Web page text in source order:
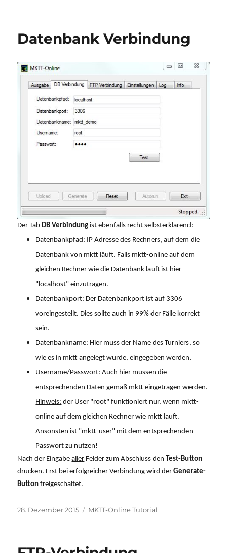
Datenbank Verbindung
Der TabDB Verbindung ist ebenfalls recht selbsterklärend:
Datenbankpfad: IP Adresse des Rechners, auf dem die
Datenbank von mktt läuft. Falls mktt-online auf dem
gleichen Rechner wie die Datenbank läuft ist hier
"localhost" einzutragen.
Datenbankport: Der Datenbankport ist auf 3306
voreingestellt. Dies sollte auch in 99% der Fälle korrekt
sein.
Datenbankname: Hier muss der Name des Turniers, so
wie es in mktt angelegt wurde, eingegeben werden.
Username/Passwort: Auch hier müssen die
entsprechenden Daten gemäß mktt eingetragen werden.
Hinweis: der User "root" funktioniert nur, wenn mktt-
online auf dem gleichen Rechner wie mktt läuft.
Ansonsten ist "mktt-user" mit dem entsprechenden
Passwort zu nutzen!
Nach der Eingabealler Felder zum Abschluss den Test-Button
drücken. Erst bei erfolgreicher Verbindung wird derGenerate-
Button freigeschaltet.
Veröffentlicht
28. Dezember 2015 Kategorien
MKTT-Online Tutorial